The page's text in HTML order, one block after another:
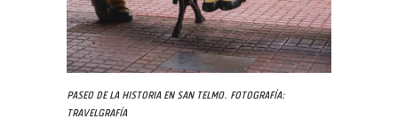
Paseo de la Historia en San Telmo. Fotografía:
Travelgrafía